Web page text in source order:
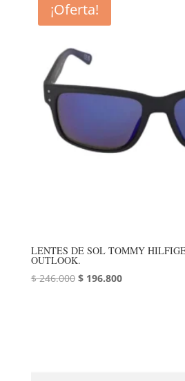
$ 246.000.
¡Oferta!
LENTES DE SOL TOMMY
OUTLOOK.
$246.000 El
$196.800El